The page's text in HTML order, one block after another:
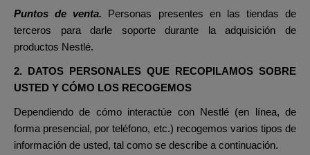
Puntos de venta.
Personas presentes en las tiendas de
terceros para darle soporte durante la adquisición de
productos Nestlé.
2. DATOS PERSONALES QUE RECOPILAMOS SOBRE
USTED Y CÓMO LOS RECOGEMOS
Dependiendo de cómo interactúe con Nestlé (en línea, de
forma presencial, por teléfono, etc.) recogemos varios tipos de
información de usted, tal como se describe a continuación.